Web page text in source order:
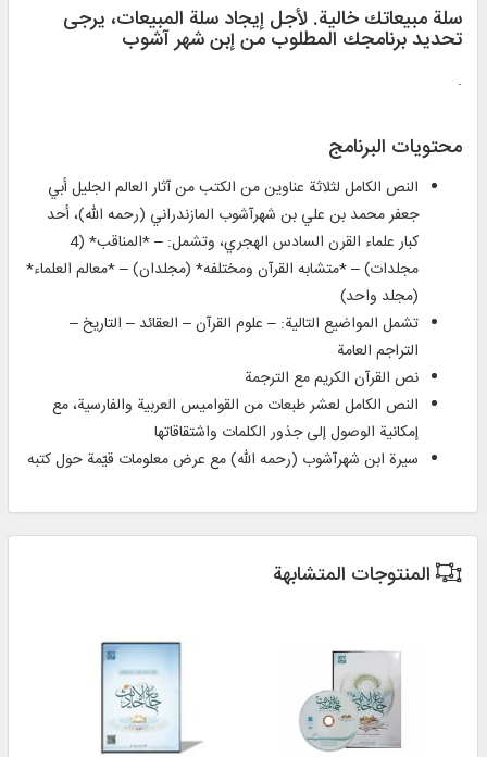
سلة مبيعاتك خالية. لأجل إيجاد سلة المبيعات، يرجی
تحديد برنامجك المطلوب من إبن شهر آشوب
.
محتويات البرنامج
النص الكامل لثلاثة عناوين من الكتب من آثار العالم الجليل أبي
جعفر محمد بن علي بن شهرآشوب المازندراني (رحمه الله)، أحد
كبار علماء القرن السادس الهجري، وتشمل: – *المناقب* (4
مجلدات) – *متشابه القرآن ومختلفه* (مجلدان) – *معالم العلماء*
(مجلد واحد)
تشمل المواضيع التالية: – علوم القرآن – العقائد – التاريخ –
التراجم العامة
نص القرآن الكريم مع الترجمة
النص الكامل لعشر طبعات من القواميس العربية والفارسية، مع
إمكانية الوصول إلى جذور الكلمات واشتقاقاتها
سيرة ابن شهرآشوب (رحمه الله) مع عرض معلومات قيّمة حول كتبه
المنتوجات المتشابهة